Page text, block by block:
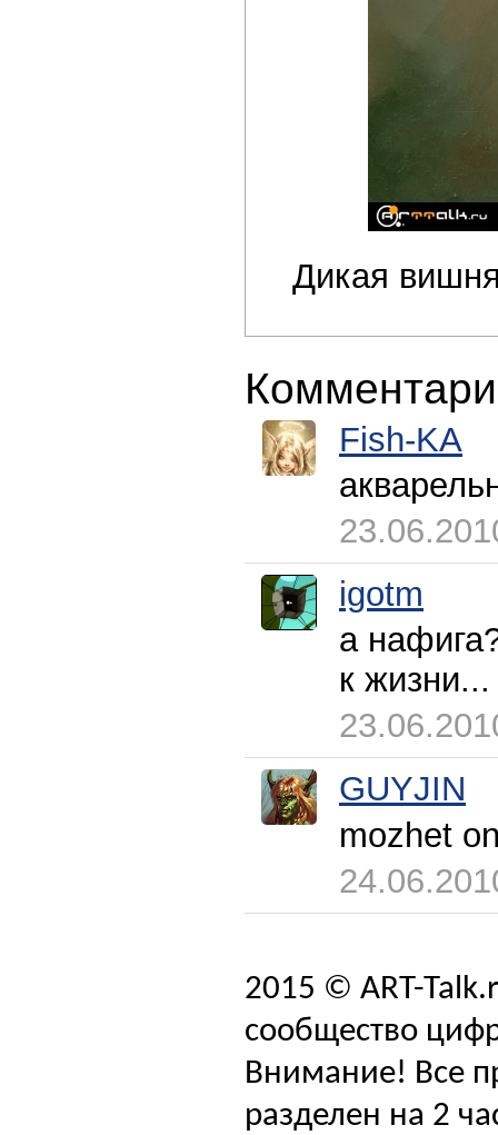
Дикая
Fish-KA
igotm
а
к жизни...
GUYJIN
mozhet
2015 © ART-
сообщество
Внимание! Все
разделен на 2